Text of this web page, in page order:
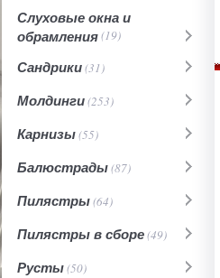
Слуховые окна и
обрамления(19)
Сандрики(31)
Молдинги(253)
Карнизы(55)
Балюстрады(87)
Пилястры(64)
Пилястры в сборе(49)
Русты(50)